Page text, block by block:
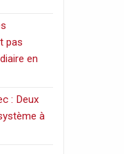
pas
en
: Deux
à